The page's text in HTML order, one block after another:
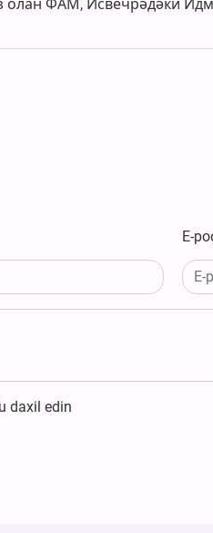
олан ФАМ, Исвечрәдәки
E-
daxil edin